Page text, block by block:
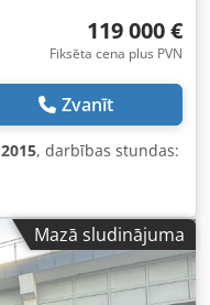
119 000 €
Fiksēta cena plus PVN
Zvanīt
2015, darbības stundas:
Mazā sludinājuma